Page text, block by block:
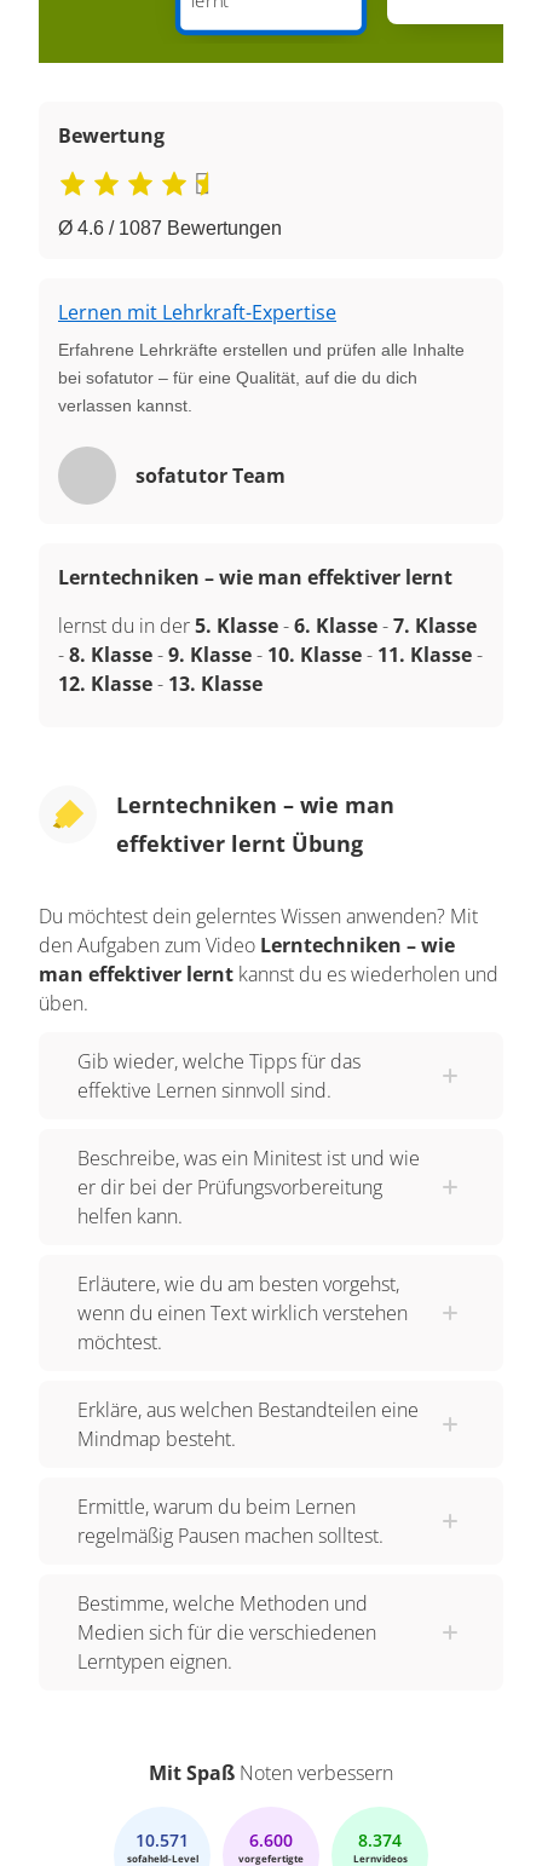
Bewertung
Ø 4.6 / 1087 Bewertungen
Lernen mit Lehrkraft-Expertise
Erfahrene Lehrkräfte erstellen und prüfen alle Inhalte
bei sofatutor – für eine Qualität, auf die du dich
verlassen kannst.
sofatutor Team
Lerntechniken – wie man effektiver lernt
lernst du in der5. Klasse-6. Klasse-7. Klasse
-8. Klasse-9. Klasse- 10. Klasse- 11. Klasse-
12. Klasse- 13. Klasse
Lerntechniken – wie man
effektiver lernt Übung
Du möchtest dein gelerntes Wissen anwenden? Mit
den Aufgaben zum Video Lerntechniken – wie
man effektiver lernt kannst du es wiederholen und
üben.
Gib wieder, welche Tipps für das
effektive Lernen sinnvoll sind.
Beschreibe, was ein Minitest ist und wie
er dir bei der Prüfungsvorbereitung
helfen kann.
Erläutere, wie du am besten vorgehst,
wenn du einen Text wirklich verstehen
möchtest.
Erkläre, aus welchen Bestandteilen eine
Mindmap besteht.
Ermittle, warum du beim Lernen
regelmäßig Pausen machen solltest.
Bestimme, welche Methoden und
Medien sich für die verschiedenen
Lerntypen eignen.
Mit Spaß Noten verbessern
10.571
sofaheld-Level
6.600
vorgefertigte
8.374
Lernvideos